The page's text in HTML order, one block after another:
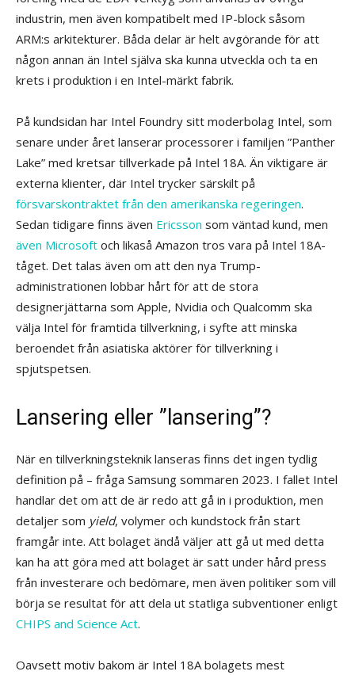
industrin, men även kompatibelt med IP-block såsom
ARM:s arkitekturer. Båda delar är helt avgörande för att
någon annan än Intel själva ska kunna utveckla och ta en
krets i produktion i en Intel-märkt fabrik.
På kundsidan har Intel Foundry sitt moderbolag Intel, som
senare under året lanserar processorer i familjen ”Panther
Lake” med kretsar tillverkade på Intel 18A. Än viktigare är
externa klienter, där Intel trycker särskilt på
försvarskontraktet från den amerikanska regeringen.
Sedan tidigare finns även Ericsson som väntad kund, men
även Microsoft och likaså Amazon tros vara på Intel 18A-
tåget. Det talas även om att den nya Trump-
administrationen lobbar hårt för att de stora
designerjättarna som Apple, Nvidia och Qualcomm ska
välja Intel för framtida tillverkning, i syfte att minska
beroendet från asiatiska aktörer för tillverkning i
spjutspetsen.
Lansering eller ”lansering”?
När en tillverkningsteknik lanseras finns det ingen tydlig
definition på – fråga Samsung sommaren 2023. I fallet Intel
handlar det om att de är redo att gå in i produktion, men
detaljer som yield, volymer och kundstock från start
framgår inte. Att bolaget ändå väljer att gå ut med detta
kan ha att göra med att bolaget är satt under hård press
från investerare och bedömare, men även politiker som vill
börja se resultat för att dela ut statliga subventioner enligt
CHIPS and Science Act.
Oavsett motiv bakom är Intel 18A bolagets mest